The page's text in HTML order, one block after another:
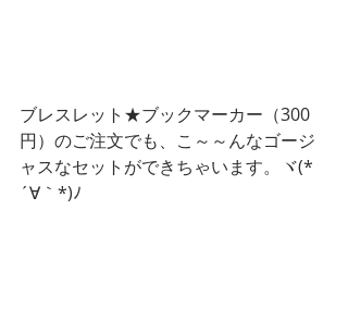
ブレスレット★ブックマーカー（300
円）のご注文でも、こ～～んなゴージ
ャスなセットができちゃいます。ヾ(*
´∀｀*)ﾉ